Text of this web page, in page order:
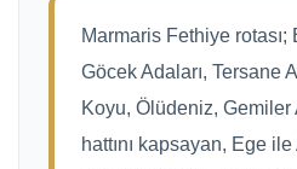
Marmaris Fethiye
Göcek Adaları, Tersane
Koyu, Ölüdeniz, Gemiler
hattını kapsayan, Ege